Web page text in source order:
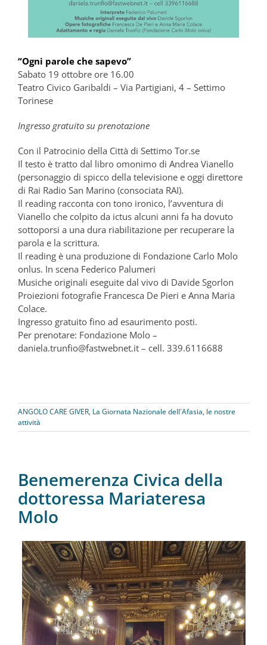
“Ogni parole che sapevo”
Sabato 19 ottobre ore 16.00
Teatro Civico Garibaldi – Via Partigiani, 4 – Settimo
Torinese
Ingresso gratuito su prenotazione
Con il Patrocinio della Città di Settimo Tor.se
Il testo è tratto dal libro omonimo di Andrea Vianello
(personaggio di spicco della televisione e oggi direttore
di Rai Radio San Marino (consociata RAI).
Il reading racconta con tono ironico, l’avventura di
Vianello che colpito da ictus alcuni anni fa ha dovuto
sottoporsi a una dura riabilitazione per recuperare la
parola e la scrittura.
Il reading è una produzione di Fondazione Carlo Molo
onlus. In scena Federico Palumeri
Musiche originali eseguite dal vivo di Davide Sgorlon
Proiezioni fotografie Francesca De Pieri e Anna Maria
Colace.
Ingresso gratuito fino ad esaurimento posti.
Per prenotare: Fondazione Molo –
daniela.trunfio@fastwebnet.it – cell. 339.6116688
ANGOLO CARE GIVER, La Giornata Nazionale dell'Afasia, le nostre
attività
Benemerenza Civica della
dottoressa Mariateresa
Molo